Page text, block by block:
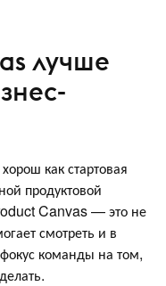
лучше
как стартовая
продуктовой
Canvas — это не
смотреть и в
команды на том,